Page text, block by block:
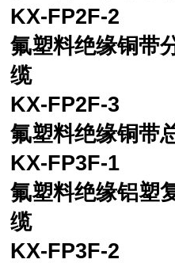
KX-FP2F-2
氟塑料绝缘铜带
缆
KX-FP2F-3
氟塑料绝缘铜带
KX-FP3F-1
氟塑料绝缘铝塑
缆
KX-FP3F-2